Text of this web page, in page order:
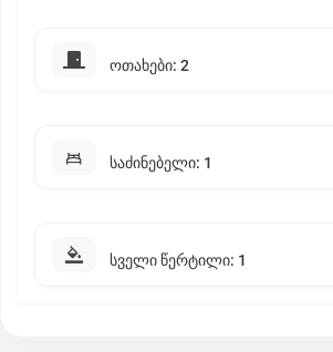
ოთახები: 2
საძინებელი: 1
სველი წერტილი: 1